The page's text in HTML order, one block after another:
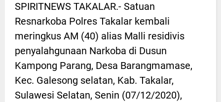
SPIRITNEWS TAKALAR.- Satuan
Resnarkoba Polres Takalar kembali
meringkus AM (40) alias Malli residivis
penyalahgunaan Narkoba di Dusun
Kampong Parang, Desa Barangmamase,
Kec. Galesong selatan, Kab. Takalar,
Sulawesi Selatan, Senin (07/12/2020),